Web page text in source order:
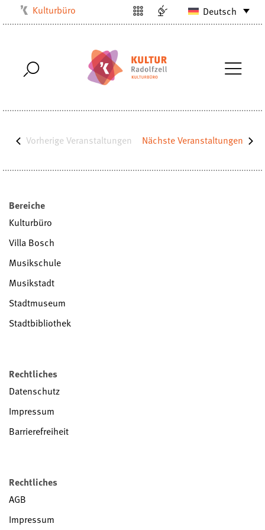
Kulturbüro
Stadtarchiv
Stadtbibliothek
Villa Bosch
Deutsch
Vorherige Veranstaltungen NächsteVeranstaltungen
Bereiche
Kulturbüro
Villa Bosch
Musikschule
Musikstadt
Stadtmuseum
Stadtbibliothek
Rechtliches
Datenschutz
Impressum
Barrierefreiheit
Rechtliches
AGB
Impressum